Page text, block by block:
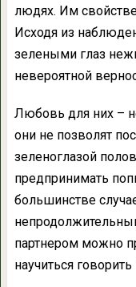
людях. Им
Исходя из
зелеными глаз
невероятной
Любовь для них –
они не позволят
зеленоглазой
предпринимать
большинстве
партнером можно
научиться